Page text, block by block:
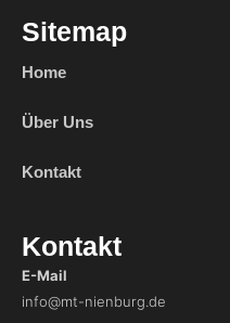
Kontakt
E-Mail
info@mt-nienburg.de
Sitemap
Home
Über Uns
Kontakt